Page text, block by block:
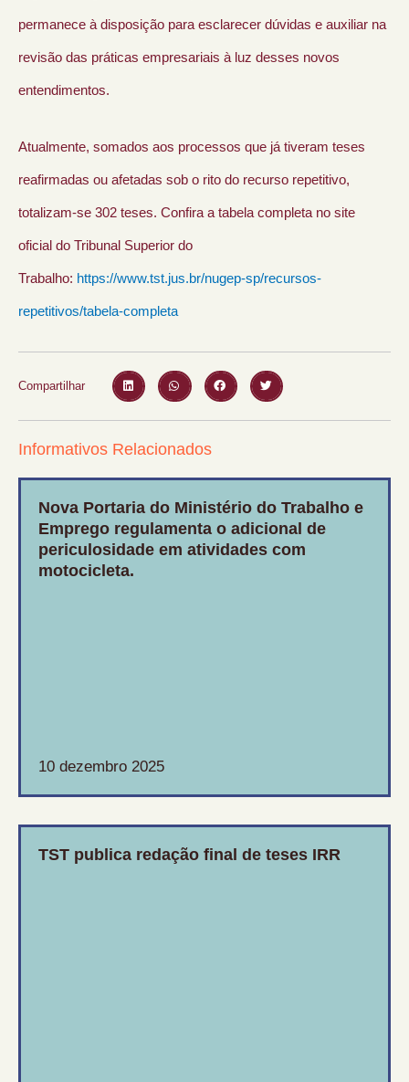
permanece à disposição para esclarecer dúvidas e auxiliar na
revisão das práticas empresariais à luz desses novos
entendimentos.
Atualmente, somados aos processos que já tiveram teses
reafirmadas ou afetadas sob o rito do recurso repetitivo,
totalizam-se 302 teses. Confira a tabela completa no site
oficial do Tribunal Superior do
Trabalho: https://www.tst.jus.br/nugep-sp/recursos-
repetitivos/tabela-completa
Compartilhar
Informativos Relacionados
Nova Portaria do Ministério do Trabalho e
Emprego regulamenta o adicional de
periculosidade em atividades com
motocicleta.
10 dezembro 2025
TST publica redação final de teses IRR